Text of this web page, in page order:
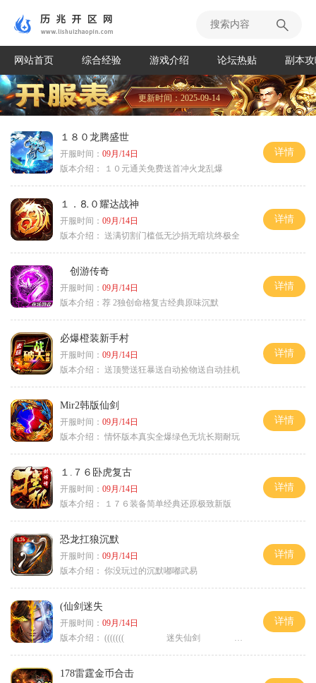
网站首页 综合经验 游戏介绍 论坛热贴 副本
更新时间：2025-09-14
１８０龙腾盛世
开服时间： 09月/14日
版本介绍：
１０元通关免费送首冲火龙乱爆
详情
１．⒏０耀达战神
开服时间： 09月/14日
版本介绍： 送满切割门槛低无沙捐无暗坑终极全
详情
创游传奇
开服时间： 09月/14日
版本介绍： 荐 2独创命格复古经典原味沉默
详情
必爆橙装新手村
开服时间： 09月/14日
版本介绍： 送顶赞送狂暴送自动捡物送自动挂机
详情
Mir2韩版仙剑
开服时间： 09月/14日
版本介绍： 情怀版本真实全爆绿色无坑长期耐玩
详情
１.７６卧虎复古
开服时间： 09月/14日
版本介绍：
１７６装备简单经典还原极致新版
详情
恐龙扛狼沉默
开服时间： 09月/14日
版本介绍： 你没玩过的沉默嘟嘟武易
详情
(仙剑迷失
开服时间： 09月/14日
版本介绍： ((((((( 迷失仙剑 )))))
详情
178雷霆金币合击